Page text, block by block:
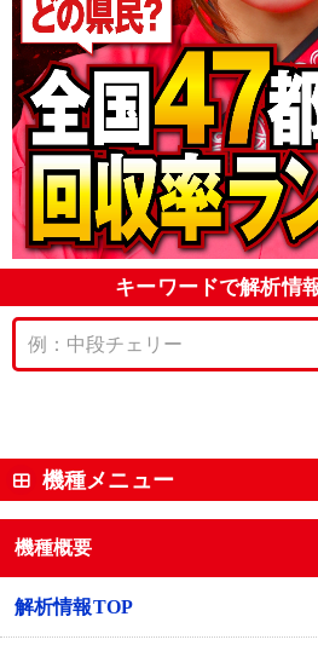
キーワードで解析情
機種メニュー
機種概要
解析情報TOP